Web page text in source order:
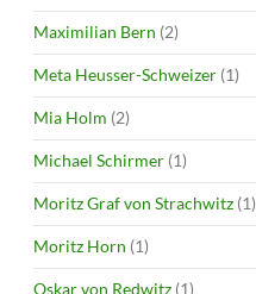
Maximilian Bern (2)
Meta Heusser-Schweizer (1)
Mia Holm (2)
Michael Schirmer (1)
Moritz Graf von Strachwitz (1)
Moritz Horn (1)
Oskar von Redwitz (1)